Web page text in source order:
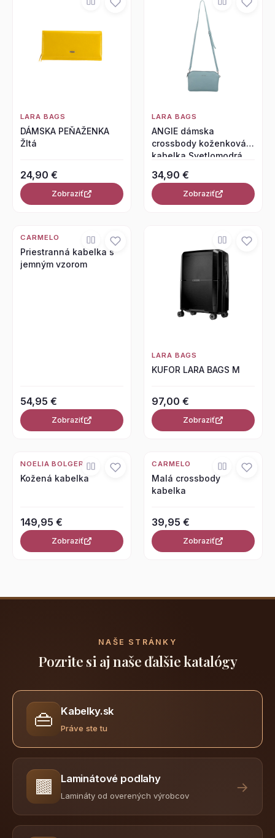
LARA BAGS
DÁMSKA PEŇAŽENKA
Žltá
24,90 €
Zobraziť
LARA BAGS
ANGIE dámska
crossbody koženková
kabelka Svetlomodrá
34,90 €
Zobraziť
CARMELO
Priestranná kabelka s
jemným vzorom
54,95 €
Zobraziť
LARA BAGS
KUFOR LARA BAGS M
97,00 €
Zobraziť
NOELIA BOLGER
Kožená kabelka
149,95 €
Zobraziť
CARMELO
Malá crossbody
kabelka
39,95 €
Zobraziť
NAŠE STRÁNKY
Pozrite si aj naše ďalšie katalógy
👜 Kabelky.sk
Práve ste tu
🟫 Laminátové podlahy
Lamináty od overených výrobcov
→